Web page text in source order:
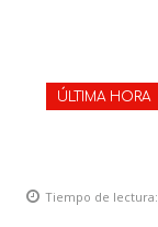
ÚLTIMA HORA
Tiempo de lectura: